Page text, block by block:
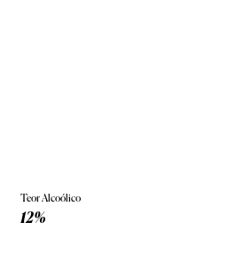
Teor Alcoólico
12%